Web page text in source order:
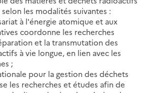
les modalités suivantes :
à l'énergie atomique et aux
coordonne les recherches
et la transmutation des
à vie longue, en lien avec les
;
pour la gestion des déchets
les recherches et études afin de